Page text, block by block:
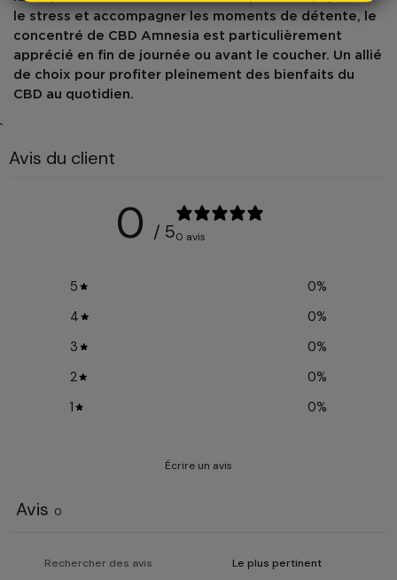
le stress et accompagner les moments de détente, le
concentré de CBD Amnesia est particulièrement
apprécié en fin de journée ou avant le coucher. Un allié
de choix pour profiter pleinement des bienfaits du
CBD au quotidien.
`
Avis du client
0 / 50 avis
5 0%
4
0%
3
0%
2
0%
1
0%
Écrire un avis
Avis 0